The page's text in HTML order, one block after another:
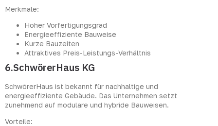
Merkmale:
Hoher Vorfertigungsgrad
Energieeffiziente Bauweise
Kurze Bauzeiten
Attraktives Preis-Leistungs-Verhältnis
6.SchwörerHaus KG
SchwörerHaus ist bekannt für nachhaltige und
energieeffiziente Gebäude. Das Unternehmen setzt
zunehmend auf modulare und hybride Bauweisen.
Vorteile: